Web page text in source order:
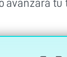
avanzará